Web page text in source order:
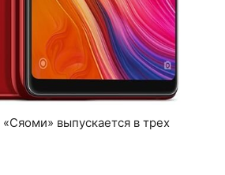
выпускается в трех